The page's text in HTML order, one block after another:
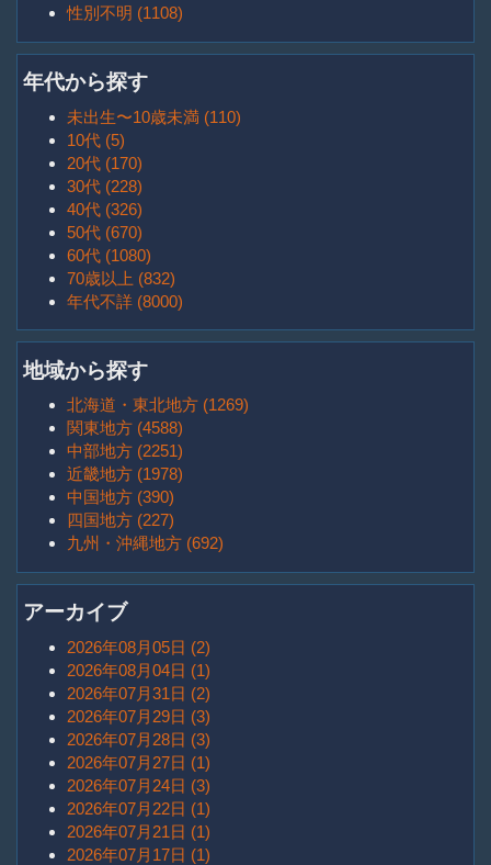
性別不明 (1108)
年代から探す
未出生〜10歳未満 (110)
10代 (5)
20代 (170)
30代 (228)
40代 (326)
50代 (670)
60代 (1080)
70歳以上 (832)
年代不詳 (8000)
地域から探す
北海道・東北地方 (1269)
関東地方 (4588)
中部地方 (2251)
近畿地方 (1978)
中国地方 (390)
四国地方 (227)
九州・沖縄地方 (692)
アーカイブ
2026年08月05日 (2)
2026年08月04日 (1)
2026年07月31日 (2)
2026年07月29日 (3)
2026年07月28日 (3)
2026年07月27日 (1)
2026年07月24日 (3)
2026年07月22日 (1)
2026年07月21日 (1)
2026年07月17日 (1)